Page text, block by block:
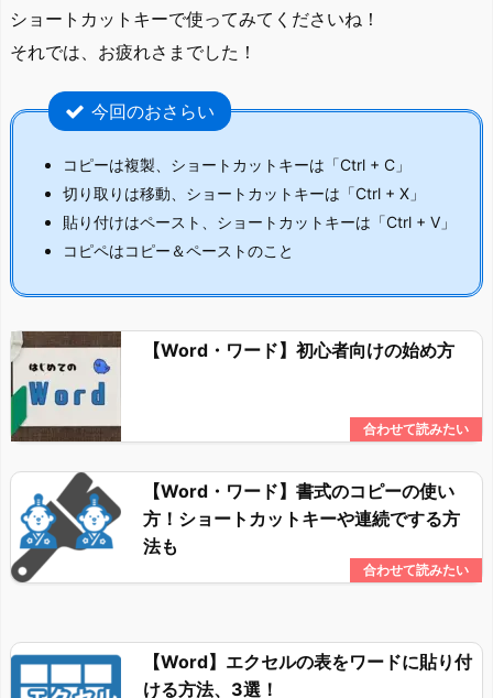
ショートカットキーで使ってみてくださいね！
それでは、お疲れさまでした！
今回のおさらい
コピーは複製、ショートカットキーは「Ctrl + C」
切り取りは移動、ショートカットキーは「Ctrl + X」
貼り付けはペースト、ショートカットキーは「Ctrl + V」
コピペはコピー＆ペーストのこと
【Word・ワード】初心者向けの始め方
【Word・ワード】書式のコピーの使い
方！ショートカットキーや連続でする方
法も
【Word】エクセルの表をワードに貼り付
ける方法、3選！